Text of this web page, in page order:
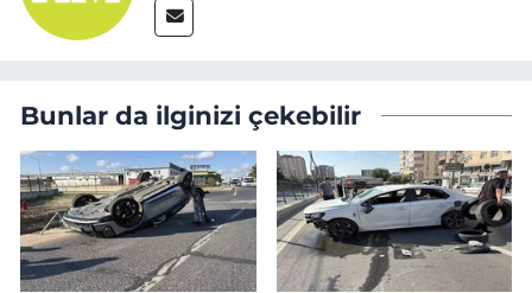
Bunlar da ilginizi çekebilir